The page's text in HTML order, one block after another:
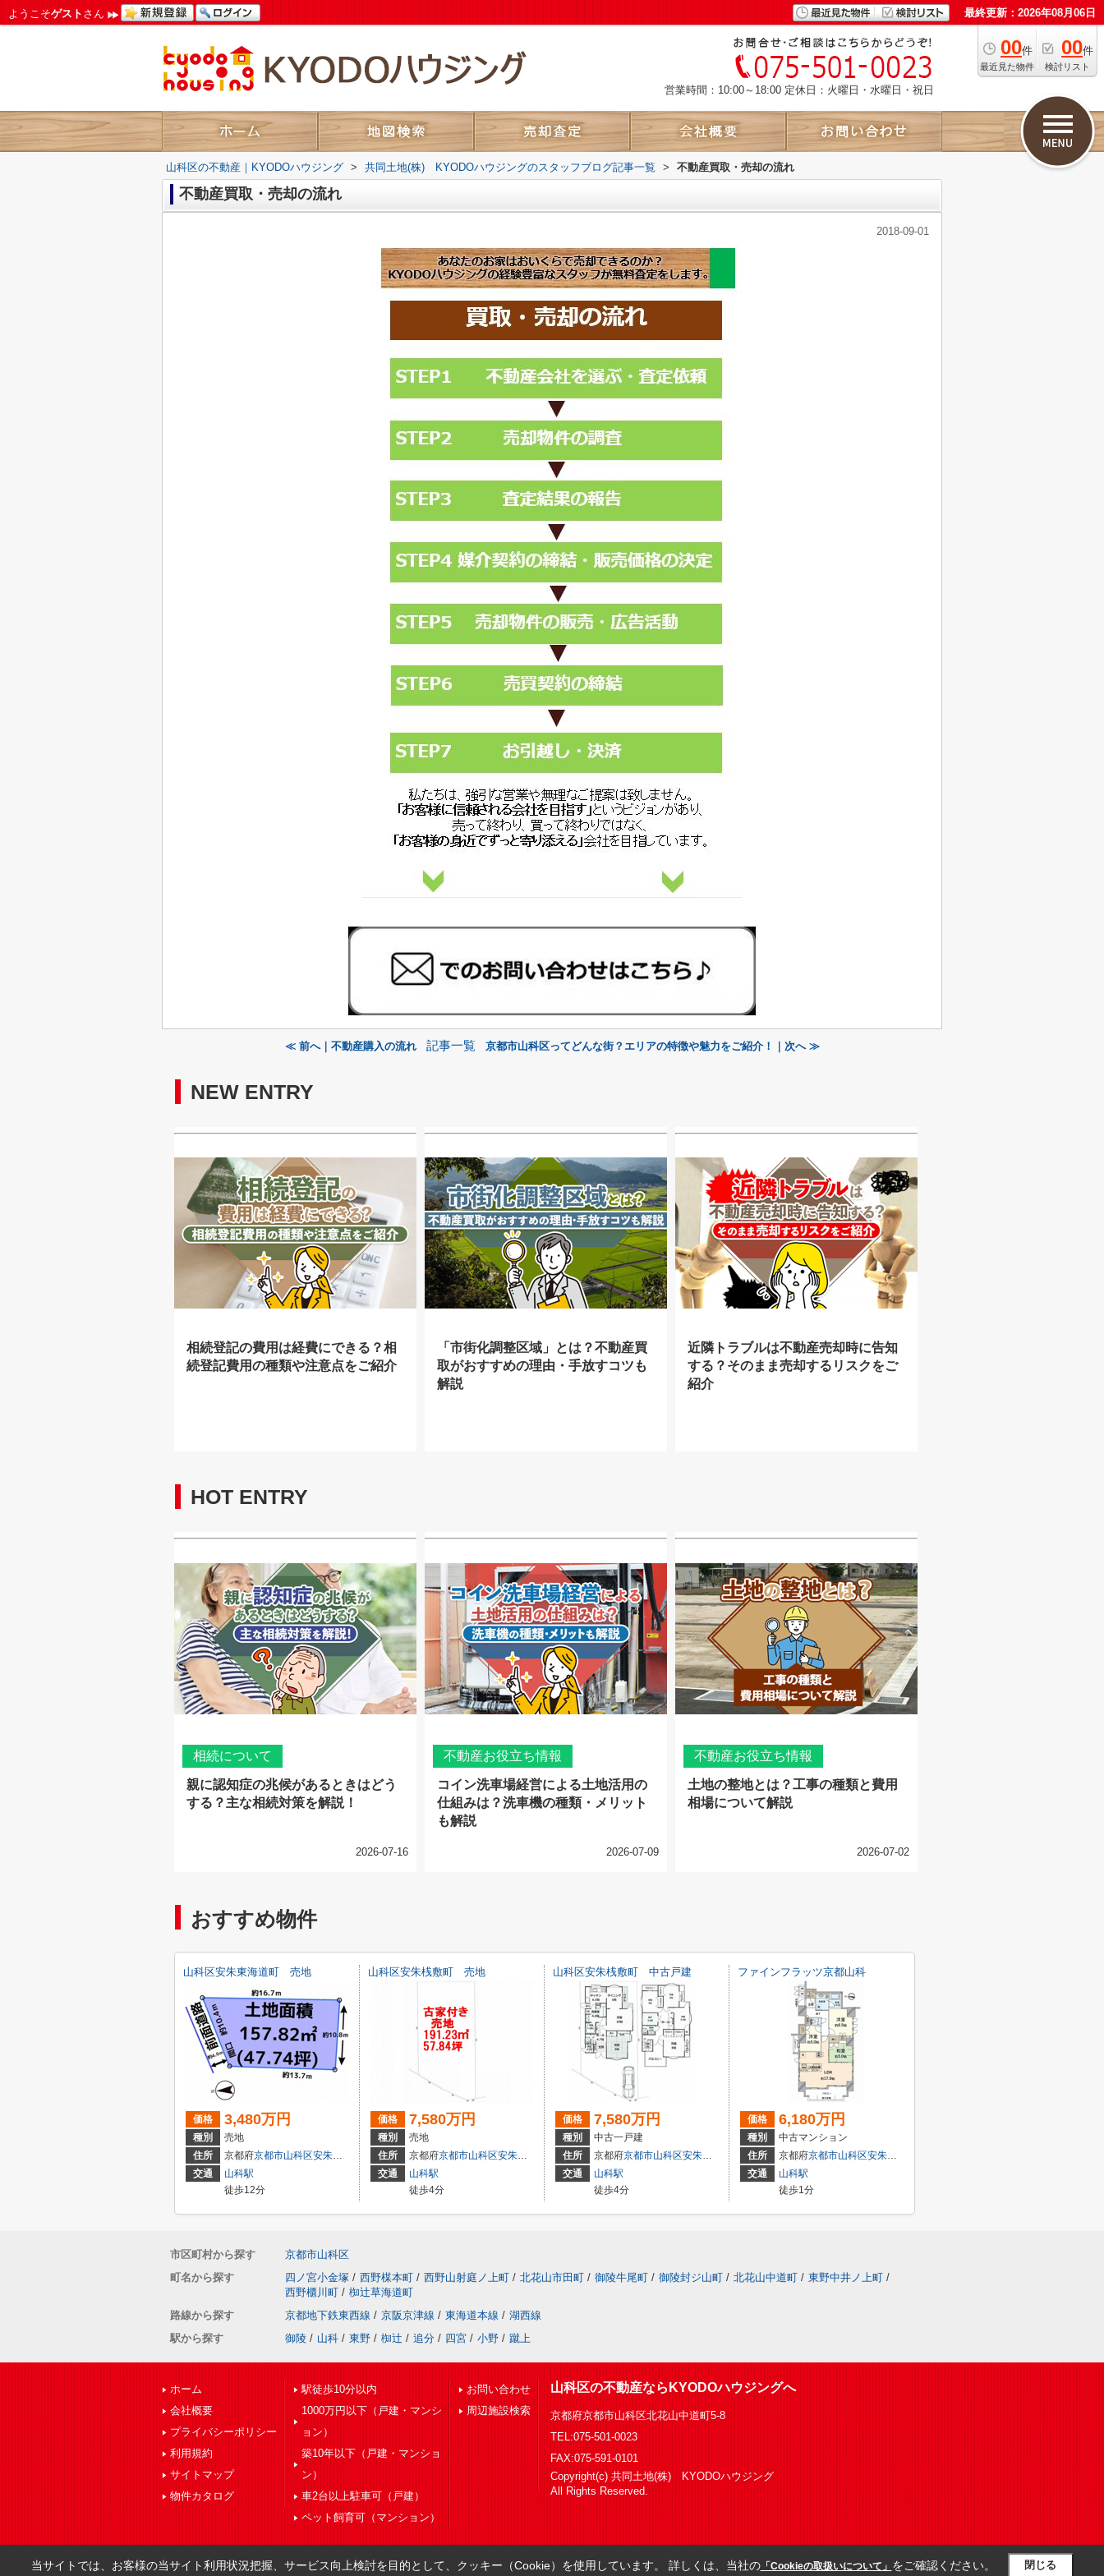
ようこそゲストさん 最終更新：2026年08月06日
00件
最近見た物件
00件
検討リスト
営業時間：10:00～18:00 定休日：火曜日・水曜日・祝日
山科区の不動産｜KYODOハウジング > 共同土地(株) KYODOハウジングのスタッフブログ記事一覧 > 不動産買取・売却の流れ
不動産買取・売却の流れ
2018-09-01
≪ 前へ｜不動産購入の流れ 記事一覧 京都市山科区ってどんな街？エリアの特徴や魅力をご紹介！｜次へ ≫
NEW ENTRY
相続登記の費用は経費にできる？相
続登記費用の種類や注意点をご紹介
「市街化調整区域」とは？不動産買
取がおすすめの理由・手放すコツも
解説
近隣トラブルは不動産売却時に告知
する？そのまま売却するリスクをご
紹介
HOT ENTRY
相続について
親に認知症の兆候があるときはどう
する？主な相続対策を解説！
2026-07-16
不動産お役立ち情報
コイン洗車場経営による土地活用の
仕組みは？洗車機の種類・メリット
も解説
2026-07-09
不動産お役立ち情報
土地の整地とは？工事の種類と費用
相場について解説
2026-07-02
おすすめ物件
山科区安朱東海道町 売地
価格 3,480万円
種別
売地
住所
京都府京都市山科区安朱東海道町
交通
山科駅
徒歩12分
山科区安朱桟敷町 売地
価格 7,580万円
種別
売地
住所
京都府京都市山科区安朱桟敷町
交通
山科駅
徒歩4分
山科区安朱桟敷町 中古戸建
価格 7,580万円
種別
中古一戸建
住所
京都府京都市山科区安朱桟敷町
交通
山科駅
徒歩4分
ファインフラッツ京都山科
価格 6,180万円
種別
中古マンション
住所
京都府京都市山科区安朱中小路町
交通
山科駅
徒歩1分
市区町村から探す
京都市山科区
町名から探す
四ノ宮小金塚 / 西野楳本町 / 西野山射庭ノ上町 / 北花山市田町 / 御陵牛尾町 / 御陵封ジ山町 / 北花山中道町 / 東野中井ノ上町 /
西野櫃川町 / 椥辻草海道町
路線から探す
京都地下鉄東西線 / 京阪京津線 / 東海道本線 / 湖西線
駅から探す
御陵 / 山科 / 東野 / 椥辻 / 追分 / 四宮 / 小野 / 蹴上
ホーム
会社概要
プライバシーポリシー
利用規約
サイトマップ
物件カタログ
駅徒歩10分以内
1000万円以下（戸建・マンシ
ョン）
築10年以下（戸建・マンショ
ン）
車2台以上駐車可（戸建）
ペット飼育可（マンション）
お問い合わせ
周辺施設検索
山科区の不動産ならKYODOハウジングへ
京都府京都市山科区北花山中道町5-8
TEL:075-501-0023
FAX:075-591-0101
Copyright(c) 共同土地(株) KYODOハウジング
All Rights Reserved.
当サイトでは、お客様の当サイト利用状況把握、サービス向上検討を目的として、クッキー（Cookie）を使用しています。 詳しくは、当社の「Cookieの取扱いについて」 をご確認ください。 閉じる